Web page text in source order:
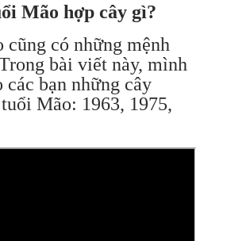
Mão hợp cây gì?
có những mệnh
bài viết này, mình
các bạn những cây
Mão: 1963, 1975,